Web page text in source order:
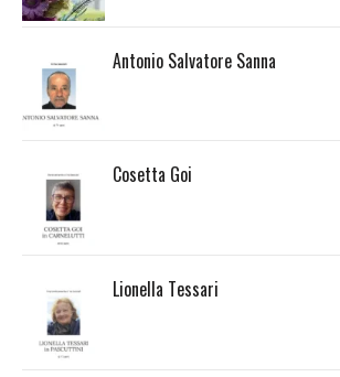
Antonio Salvatore Sanna
Cosetta Goi
Lionella Tessari